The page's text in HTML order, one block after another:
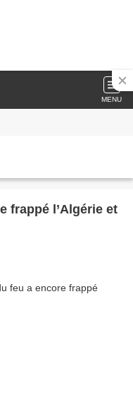
MENU
frappé l’Algérie et